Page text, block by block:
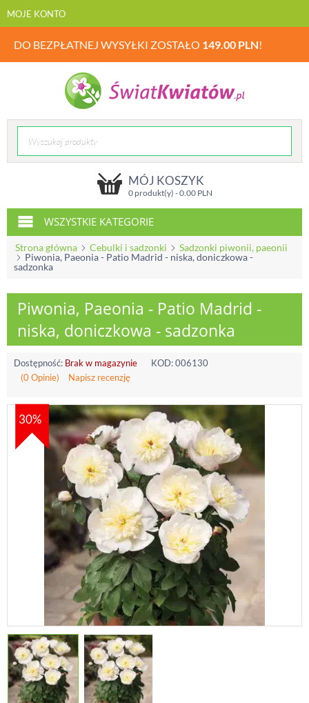
MOJE KONTO
DO BEZPŁATNEJ WYSYŁKI ZOSTAŁO 149.00 PLN!
MÓJ KOSZYK
0 produkt(y) -0.00PLN
WSZYSTKIE KATEGORIE
Strona główna Cebulki i sadzonki
Sadzonki piwonii, paeonii
Piwonia, Paeonia - Patio Madrid - niska, doniczkowa -
sadzonka
Piwonia, Paeonia - Patio Madrid -
niska, doniczkowa - sadzonka
Dostępność: Brak w magazynie KOD:006130
(0 Opinie)
Napisz recenzję
30%